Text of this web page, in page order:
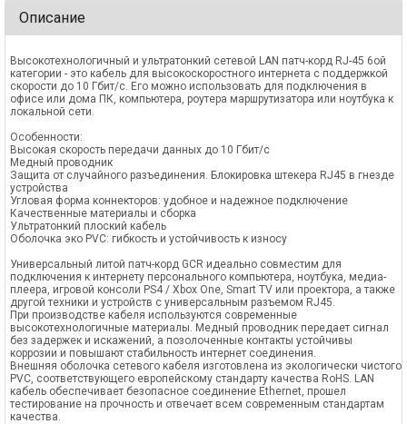
Описание
Высокотехнологичный и ультратонкий сетевой LAN патч-корд RJ-45 6ой
категории - это кабель для высокоскоростного интернета с поддержкой
скорости до 10 Гбит/с. Его можно использовать для подключения в
офисе или дома ПК, компьютера, роутера маршрутизатора или ноутбука к
локальной сети.
Особенности:
Высокая скорость передачи данных до 10 Гбит/с
Медный проводник
Защита от случайного разъединения. Блокировка штекера RJ45 в гнезде
устройства
Угловая форма коннекторов: удобное и надежное подключение
Качественные материалы и сборка
Ультратонкий плоский кабель
Оболочка эко PVC: гибкость и устойчивость к износу
Универсальный литой патч-корд GCR идеально совместим для
подключения к интернету персонального компьютера, ноутбука, медиа-
плеера, игровой консоли PS4 / Xbox One, Smart TV или проектора, а также
другой техники и устройств с универсальным разъемом RJ45.
При производстве кабеля используются современные
высокотехнологичные материалы. Медный проводник передает сигнал
без задержек и искажений, а позолоченные контакты устойчивы
коррозии и повышают стабильность интернет соединения.
Внешняя оболочка сетевого кабеля изготовлена из экологически чистого
PVC, соответствующего европейскому стандарту качества RoHS. LAN
кабель обеспечивает безопасное соединение Ethernet, прошел
тестирование на прочность и отвечает всем современным стандартам
качества.